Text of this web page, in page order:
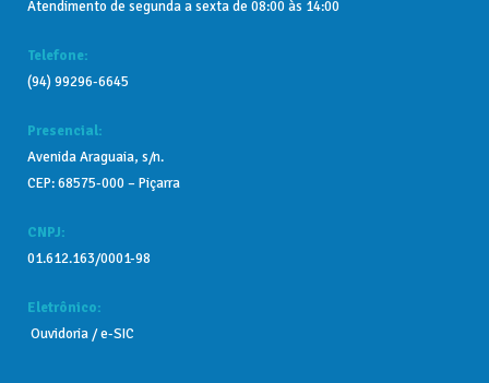
Atendimento de segunda a sexta de 08:00 às 14:00
Telefone:
(94) 99296-6645
Presencial:
Avenida Araguaia, s/n.
CEP: 68575-000 – Piçarra
CNPJ:
01.612.163/0001-98
Eletrônico:
Ouvidoria /e-SIC